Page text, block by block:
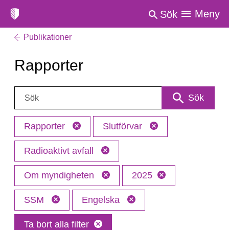
Sök Meny
Publikationer
Rapporter
Sök: Sök
Rapporter Slutförvar
Radioaktivt avfall
Om myndigheten 2025
SSM Engelska
Ta bort alla filter